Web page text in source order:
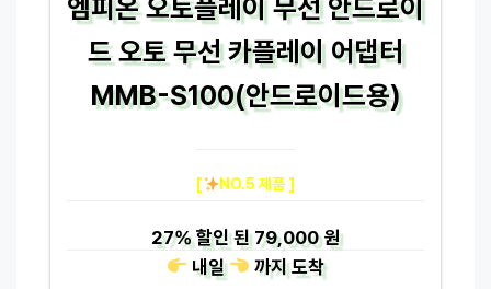
엠피온 오토플레이 무선 안드로이
드 오토 무선 카플레이 어댑터
MMB-S100(안드로이드용)
[ NO.5 제품 ]
27%할인 된79,000 원
내일
까지도착